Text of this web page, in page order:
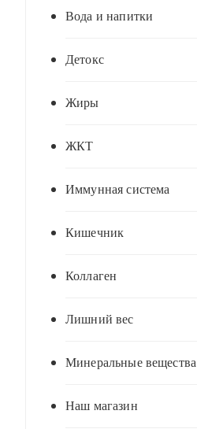
Вода и напитки
Детокс
Жиры
ЖКТ
Иммунная система
Кишечник
Коллаген
Лишний вес
Минеральные вещества
Наш магазин